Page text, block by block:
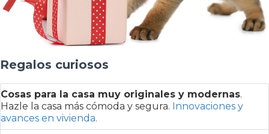
Regalos curiosos
Cosas para la casa muy originales y modernas.
Hazle la casa más cómoda y segura. Innovaciones y
avances en vivienda.